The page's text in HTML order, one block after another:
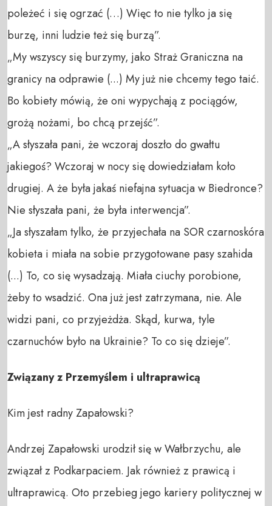
poleżeć i się ogrzać (…) Więc to nie tylko ja się
burzę, inni ludzie też się burzą”.
„My wszyscy się burzymy, jako Straż Graniczna na
granicy na odprawie (...) My już nie chcemy tego taić.
Bo kobiety mówią, że oni wypychają z pociągów,
grożą nożami, bo chcą przejść”.
„A słyszała pani, że wczoraj doszło do gwałtu
jakiegoś? Wczoraj w nocy się dowiedziałam koło
drugiej. A że była jakaś niefajna sytuacja w Biedronce?
Nie słyszała pani, że była interwencja”.
„Ja słyszałam tylko, że przyjechała na SOR czarnoskóra
kobieta i miała na sobie przygotowane pasy szahida
(...) To, co się wysadzają. Miała ciuchy porobione,
żeby to wsadzić. Ona już jest zatrzymana, nie. Ale
widzi pani, co przyjeżdża. Skąd, kurwa, tyle
czarnuchów było na Ukrainie? To co się dzieje”.
Związany z Przemyślem i ultraprawicą
Kim jest radny Zapałowski?
Andrzej Zapałowski urodził się w Wałbrzychu, ale
związał z Podkarpaciem. Jak również z prawicą i
ultraprawicą. Oto przebieg jego kariery politycznej w